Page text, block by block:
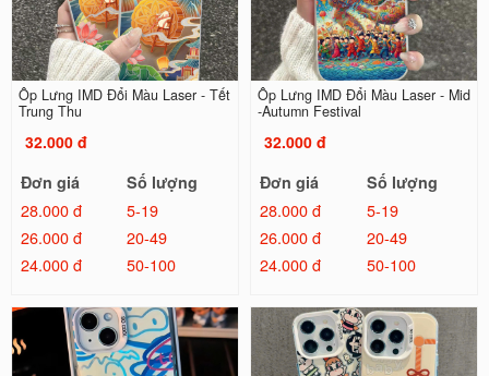
Ốp Lưng IMD Đổi Màu Laser - Tết
Trung Thu
32.000 đ
Đơn giá
Số lượng
28.000 đ
5-19
26.000 đ
20-49
24.000 đ
50-100
Ốp Lưng IMD Đổi Màu Laser - Mid
-Autumn Festival
32.000 đ
Đơn giá
Số lượng
28.000 đ
5-19
26.000 đ
20-49
24.000 đ
50-100